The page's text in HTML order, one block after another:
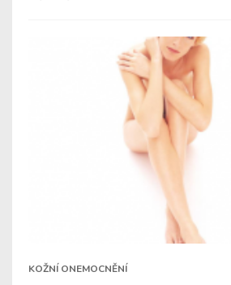
KOŽNÍ ONEMOCNĚNÍ